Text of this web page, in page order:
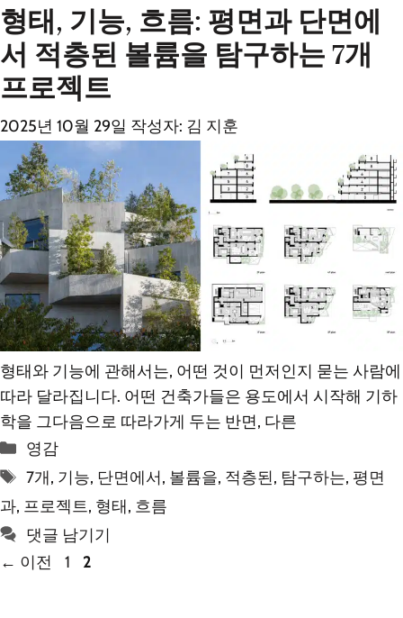
형태, 기능, 흐름: 평면과 단면에
서 적층된 볼륨을 탐구하는 7개
프로젝트
2025년 10월 29일 작성자: 김 지훈
형태와 기능에 관해서는, 어떤 것이 먼저인지 묻는 사람에
따라 달라집니다. 어떤 건축가들은 용도에서 시작해 기하
학을 그다음으로 따라가게 두는 반면, 다른
카
테
리
영감
태
그
7개, 기능, 단면에서, 볼륨을, 적층된, 탐구하는, 평면
과, 프로젝트, 형태, 흐름
댓글 남기기
← 이전
페
1
페
2